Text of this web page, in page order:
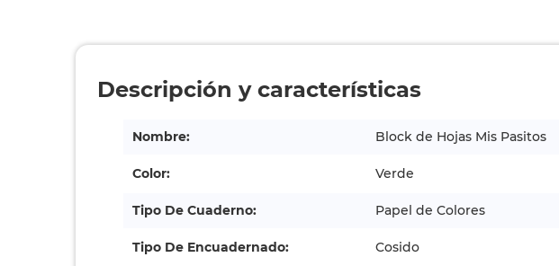
Descripción y características
Nombre: Block de Hojas Mis Pasitos
Color: Verde
Tipo De Cuaderno: Papel de Colores
Tipo De Encuadernado: Cosido